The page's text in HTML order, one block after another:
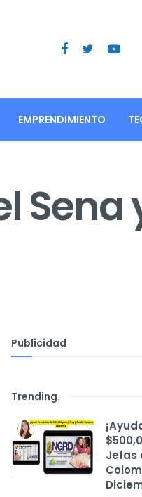
EMPRENDIMIENTO
Sena
Publicidad
Trending.
Jefas